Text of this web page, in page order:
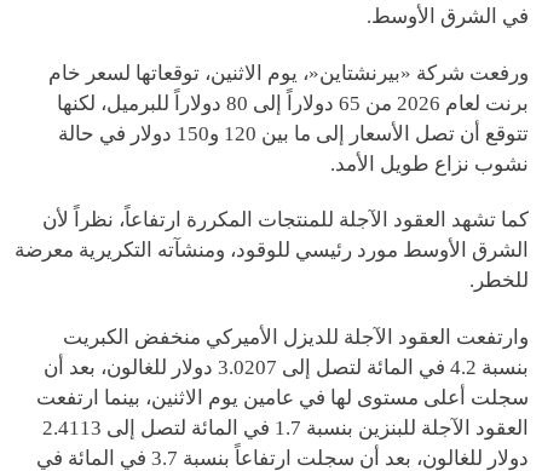
في الشرق الأوسط.
ورفعت شركة «بيرنشتاين«، يوم الاثنين، توقعاتها لسعر خام
برنت لعام 2026 من 65 دولاراً إلى 80 دولاراً للبرميل، لكنها
تتوقع أن تصل الأسعار إلى ما بين 120 و150 دولار في حالة
نشوب نزاع طويل الأمد.
كما تشهد العقود الآجلة للمنتجات المكررة ارتفاعاً، نظراً لأن
الشرق الأوسط مورد رئيسي للوقود، ومنشآته التكريرية معرضة
للخطر.
وارتفعت العقود الآجلة للديزل الأميركي منخفض الكبريت
بنسبة 4.2 في المائة لتصل إلى 3.0207 دولار للغالون، بعد أن
سجلت أعلى مستوى لها في عامين يوم الاثنين، بينما ارتفعت
العقود الآجلة للبنزين بنسبة 1.7 في المائة لتصل إلى 2.4113
دولار للغالون، بعد أن سجلت ارتفاعاً بنسبة 3.7 في المائة في